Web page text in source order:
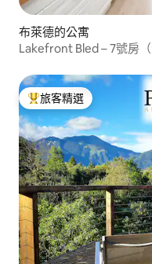
布萊德的公寓
Lakefront Bled – 7號房
旅客精選榜首
旅客精選